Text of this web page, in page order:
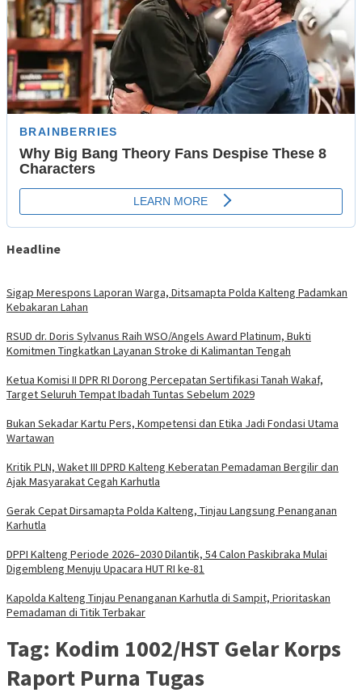
Headline
Sigap Merespons Laporan Warga, Ditsamapta Polda Kalteng Padamkan
Kebakaran Lahan
RSUD dr. Doris Sylvanus Raih WSO/Angels Award Platinum, Bukti
Komitmen Tingkatkan Layanan Stroke di Kalimantan Tengah
Ketua Komisi II DPR RI Dorong Percepatan Sertifikasi Tanah Wakaf,
Target Seluruh Tempat Ibadah Tuntas Sebelum 2029
Bukan Sekadar Kartu Pers, Kompetensi dan Etika Jadi Fondasi Utama
Wartawan
Kritik PLN, Waket III DPRD Kalteng Keberatan Pemadaman Bergilir dan
Ajak Masyarakat Cegah Karhutla
Gerak Cepat Dirsamapta Polda Kalteng, Tinjau Langsung Penanganan
Karhutla
DPPI Kalteng Periode 2026–2030 Dilantik, 54 Calon Paskibraka Mulai
Digembleng Menuju Upacara HUT RI ke-81
Kapolda Kalteng Tinjau Penanganan Karhutla di Sampit, Prioritaskan
Pemadaman di Titik Terbakar
Tag: Kodim 1002/HST Gelar Korps
Raport Purna Tugas